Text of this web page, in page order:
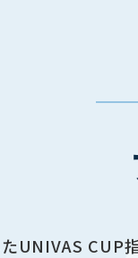
UNIVAS CUP